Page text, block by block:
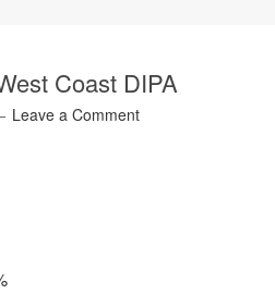
Coast DIPA
Leave a Comment